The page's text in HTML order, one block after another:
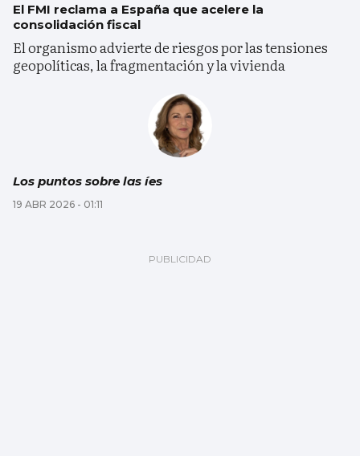
El FMI reclama a España que acelere la
consolidación fiscal
El organismo advierte de riesgos por las tensiones
geopolíticas, la fragmentación y la vivienda
Los puntos sobre las íes
19 ABR 2026 - 01:11